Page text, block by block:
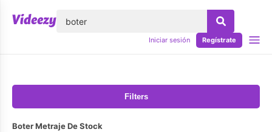
Iniciar sesión Regístrate
Filters
Boter Metraje De Stock